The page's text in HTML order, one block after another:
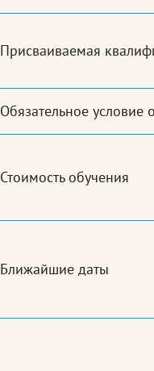
Присваиваемая
Обязательное условие
Стоимость обучения
Ближайшие даты